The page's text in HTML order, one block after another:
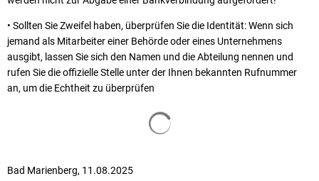
• Sollten Sie Zweifel haben, überprüfen Sie die Identität: Wenn sich
jemand als Mitarbeiter einer Behörde oder eines Unternehmens
ausgibt, lassen Sie sich den Namen und die Abteilung nennen und
rufen Sie die offizielle Stelle unter der Ihnen bekannten Rufnummer
an, um die Echtheit zu überprüfen
Bad Marienberg, 11.08.2025